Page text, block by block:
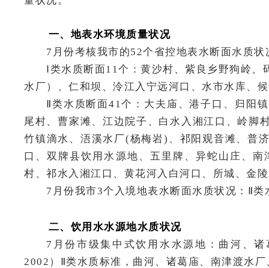
一、地表水环境质量状况
7月份考核我市的52个省控地表水断面水质
Ⅰ类水质断面11个：黄沙村、紫良乡野狗岭
水厂）、仁和坝、泠江入宁远河口、水市水库、
Ⅱ类水质断面41个：大夫庙、港子口、归阳
尾村、曹家滩、江边院子、白水入湘江口、岭脚
竹镇滴水、浯溪水厂(杨梅岩)、祁阳观音滩、普
口、双牌县饮用水源地、五里牌、异蛇山庄、
村、祁水入湘江口、黄花河入白河口、所城、金
7月份我市3个入境地表水断面水质状况：Ⅱ
二、饮用水水源地水质状况
7月份市级集中式饮用水水源地：曲河、
2002）Ⅱ类水质标准，曲河、诸葛庙、南津渡水